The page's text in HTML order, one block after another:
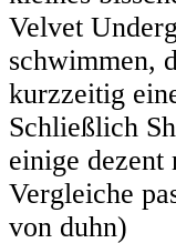
Velvet
schwimmen,
kurzzeitig
Schließlich
einige
Vergleiche
von duhn)